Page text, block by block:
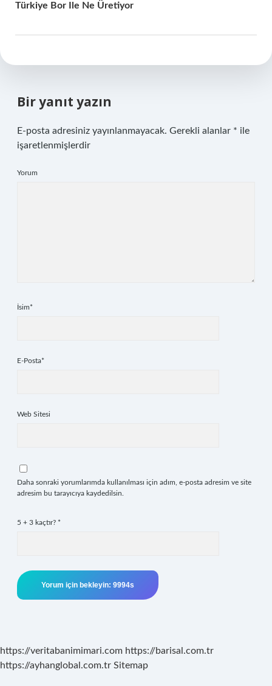
Türkiye Bor Ile Ne Üretiyor
Bir yanıt yazın
E-posta adresiniz yayınlanmayacak. Gerekli alanlar * ile
işaretlenmişlerdir
Yorum
İsim*
E-Posta*
Web Sitesi
Daha sonraki yorumlarımda kullanılması için adım, e-posta adresim ve site
adresim bu tarayıcıya kaydedilsin.
5 + 3 kaçtır? *
https://veritabanimimari.com https://barisal.com.tr
https://ayhanglobal.com.tr Sitemap